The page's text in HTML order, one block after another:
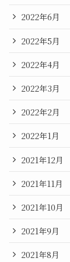
2022年6月
2022年5月
2022年4月
2022年3月
2022年2月
2022年1月
2021年12月
2021年11月
2021年10月
2021年9月
2021年8月